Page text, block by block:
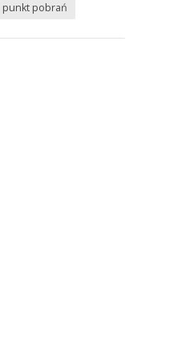
punkt pobrań